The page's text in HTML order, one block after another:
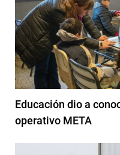
Educación dio a
operativo META